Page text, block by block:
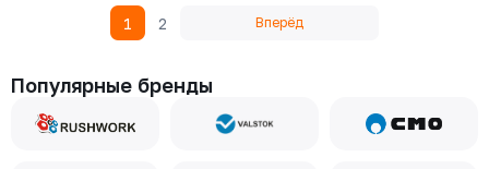
1 2 Вперёд
Популярные бренды